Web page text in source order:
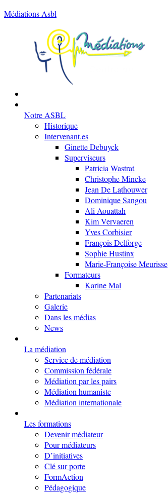
Médiations Asbl
Notre ASBL
Historique
Intervenant.es
Ginette Debuyck
Superviseurs
Patricia Wastrat
Christophe Mincke
Jean De Lathouwer
Dominique Sangou
Ali Aouattah
Kim Vervaeren
Yves Corbisier
François Delforge
Sophie Hustinx
Marie-Françoise Meurisse
Formateurs
Karine Mal
Partenariats
Galerie
Dans les médias
News
La médiation
Service de médiation
Commission fédérale
Médiation par les pairs
Médiation humaniste
Médiation internationale
Les formations
Devenir médiateur
Pour médiateurs
D’initiatives
Clé sur porte
FormAction
Pédagogique